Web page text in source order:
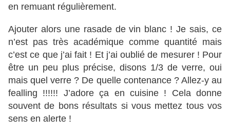
en remuant régulièrement.
Ajouter alors une rasade de vin blanc ! Je sais, ce
n’est pas très académique comme quantité mais
c’est ce que j’ai fait ! Et j’ai oublié de mesurer ! Pour
être un peu plus précise, disons 1/3 de verre, oui
mais quel verre ? De quelle contenance ? Allez-y au
fealling !!!!!! J’adore ça en cuisine ! Cela donne
souvent de bons résultats si vous mettez tous vos
sens en alerte !